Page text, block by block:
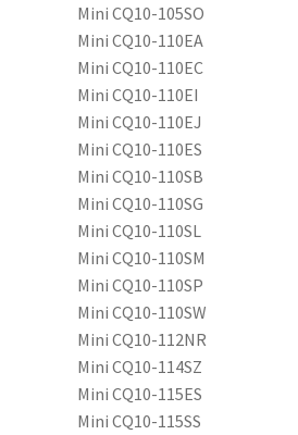
Mini CQ10-105SO
Mini CQ10-110EA
Mini CQ10-110EC
Mini CQ10-110EI
Mini CQ10-110EJ
Mini CQ10-110ES
Mini CQ10-110SB
Mini CQ10-110SG
Mini CQ10-110SL
Mini CQ10-110SM
Mini CQ10-110SP
Mini CQ10-110SW
Mini CQ10-112NR
Mini CQ10-114SZ
Mini CQ10-115ES
Mini CQ10-115SS